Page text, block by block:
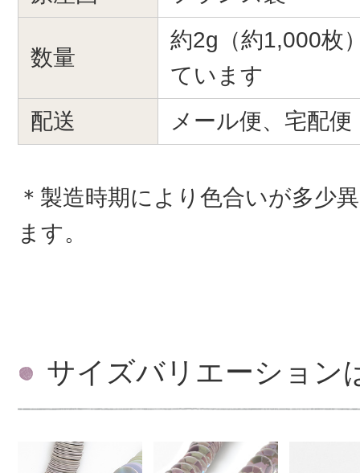
数量
約2g（約1,000枚
ています
配送
メール便、宅配便
＊製造時期により色合いが多少
ます。
サイズバリエーション